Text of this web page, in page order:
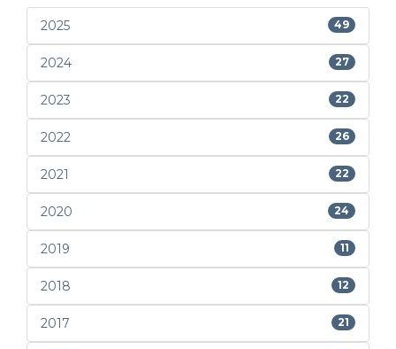
2025 49
2024 27
2023 22
2022 26
2021 22
2020 24
2019 11
2018 12
2017 21